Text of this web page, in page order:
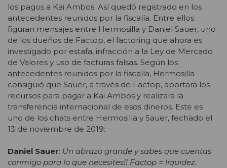
los pagos a Kai Ambos. Así quedó registrado en los
antecedentes reunidos por la fiscalía. Entre ellos
figuran mensajes entre Hermosilla y Daniel Sauer, uno
de los dueños de Factop, el factoring que ahora es
investigado por estafa, infracción a la Ley de Mercado
de Valores y uso de facturas falsas. Según los
antecedentes reunidos por la fiscalía, Hermosilla
consiguió que Sauer, a través de Factop, aportara los
recursos para pagar a Kai Ambos y realizara la
transferencia internacional de esos dineros. Este es
uno de los chats entre Hermosilla y Sauer, fechado el
13 de noviembre de 2019:
Daniel Sauer: Un abrazo grande y sabes que cuentas
conmigo para lo que necesites!! Factop = liquidez.